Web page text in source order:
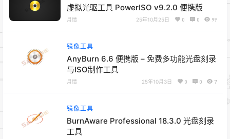
虚拟光驱工具 PowerISO v9.2.0 便携版
月情 25年10月25日 0 0 99
镜像工具
AnyBurn 6.6 便携版 – 免费多功能光盘刻录
与ISO制作工具
月情 25年10月3日 0 0 7
镜像工具
BurnAware Professional 18.3.0 光盘刻录
工具